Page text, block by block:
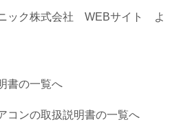
ック株式会社 WEBサイト
よ
書の一覧へ
コンの取扱説明書の一覧へ